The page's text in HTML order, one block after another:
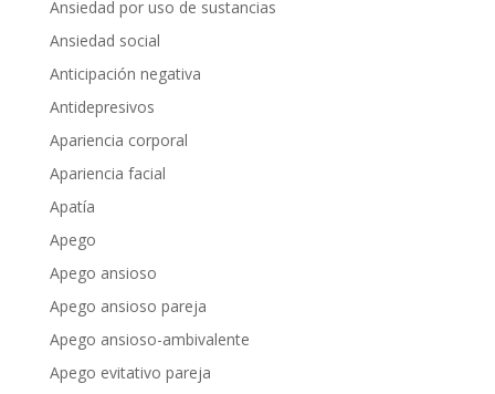
Ansiedad por uso de sustancias
Ansiedad social
Anticipación negativa
Antidepresivos
Apariencia corporal
Apariencia facial
Apatía
Apego
Apego ansioso
Apego ansioso pareja
Apego ansioso-ambivalente
Apego evitativo pareja